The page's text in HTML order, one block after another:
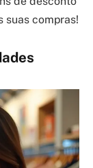
suas compras!